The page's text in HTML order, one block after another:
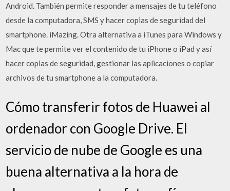
Android. También permite responder a mensajes de tu teléfono
desde la computadora, SMS y hacer copias de seguridad del
smartphone. iMazing. Otra alternativa a iTunes para Windows y
Mac que te permite ver el contenido de tu iPhone o iPad y así
hacer copias de seguridad, gestionar las aplicaciones o copiar
archivos de tu smartphone a la computadora.
Cómo transferir fotos de Huawei al
ordenador con Google Drive. El
servicio de nube de Google es una
buena alternativa a la hora de